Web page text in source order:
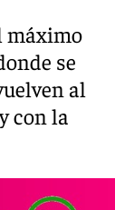
máximo
se
al
con la